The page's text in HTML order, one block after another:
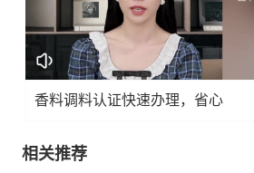
香料调料认证快速办理，省心
相关推荐